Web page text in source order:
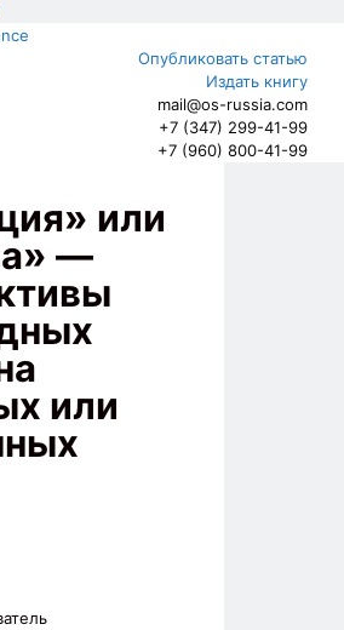
Опубликовать статью
Издать книгу
mail@os-russia.com
+7 (347) 299-41-99
+7 (960) 800-41-99
или
—
или